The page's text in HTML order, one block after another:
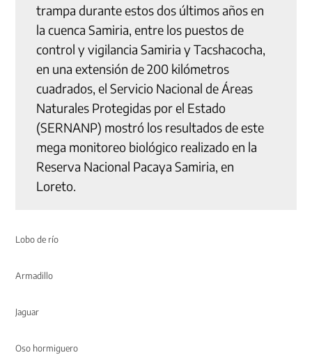
trampa durante estos dos últimos años en
la cuenca Samiria, entre los puestos de
control y vigilancia Samiria y Tacshacocha,
en una extensión de 200 kilómetros
cuadrados, el Servicio Nacional de Áreas
Naturales Protegidas por el Estado
(SERNANP) mostró los resultados de este
mega monitoreo biológico realizado en la
Reserva Nacional Pacaya Samiria, en
Loreto.
Lobo de río
Armadillo
Jaguar
Oso hormiguero